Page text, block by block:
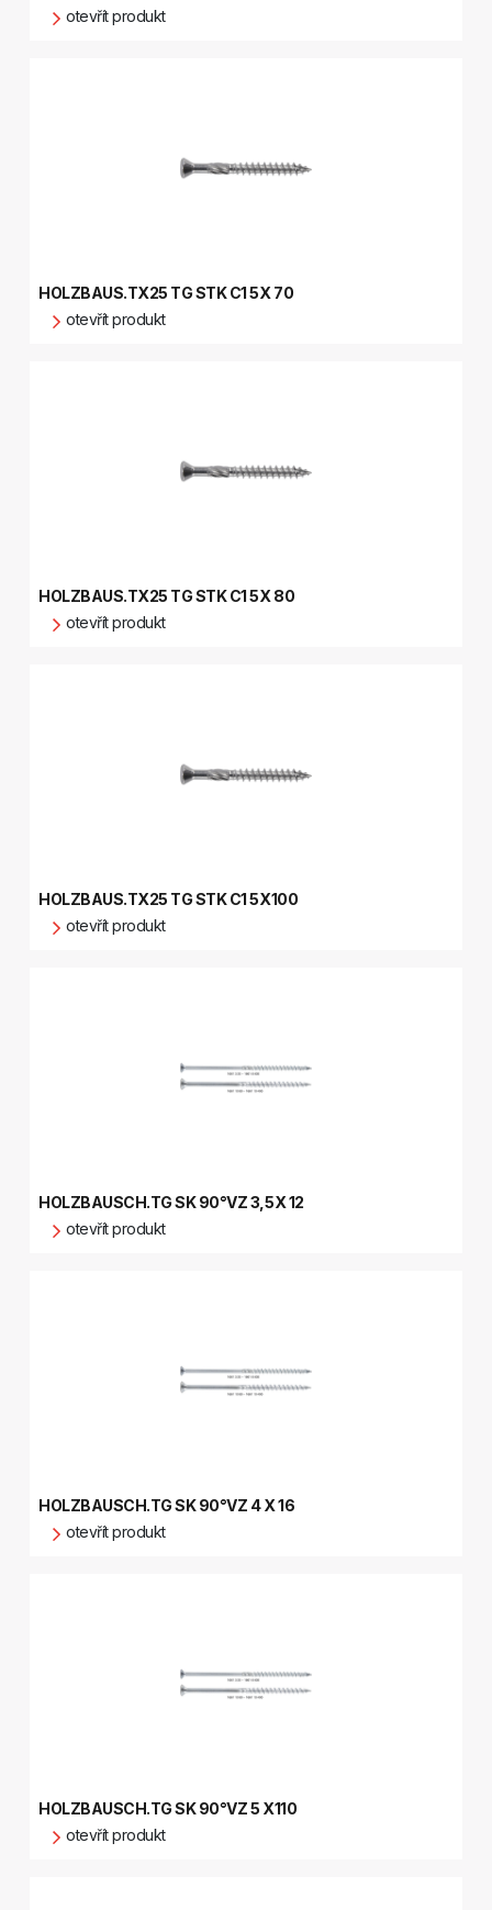
otevřít produkt
HOLZBAUS.TX25 TG STK C1 5X 70
otevřít produkt
HOLZBAUS.TX25 TG STK C1 5X 80
otevřít produkt
HOLZBAUS.TX25 TG STK C1 5X100
otevřít produkt
HOLZBAUSCH.TG SK 90°VZ 3,5X 12
otevřít produkt
HOLZBAUSCH.TG SK 90°VZ 4 X 16
otevřít produkt
HOLZBAUSCH.TG SK 90°VZ 5 X110
otevřít produkt